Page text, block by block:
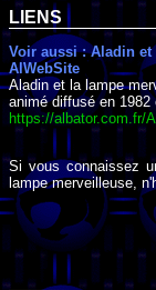
LIENS
Voir aussi : Aladin et
AlWebSite
Aladin et la lampe
animé diffusé en
https://albator.com.fr/
Si vous connaissez
lampe merveilleuse,